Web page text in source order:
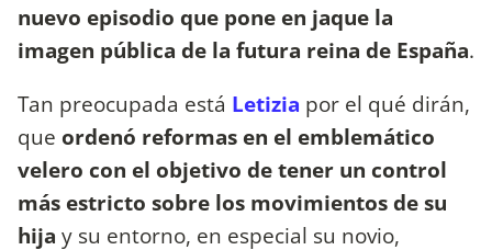
nuevo episodio que pone en jaque la
imagen pública de la futura reina de España.
Tan preocupada está Letizia por el qué dirán,
que ordenó reformas en el emblemático
velero con el objetivo de tener un control
más estricto sobre los movimientos de su
hija y su entorno, en especial su novio,